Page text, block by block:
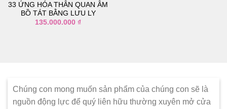
33 ỨNG HÓA THÂN QUAN ÂM
BỒ TÁT BẰNG LƯU LY
135.000.000 ₫
Chúng con mong muốn sản phẩm của chúng con sẽ là
nguồn động lực để quý liên hữu thường xuyên mở cửa